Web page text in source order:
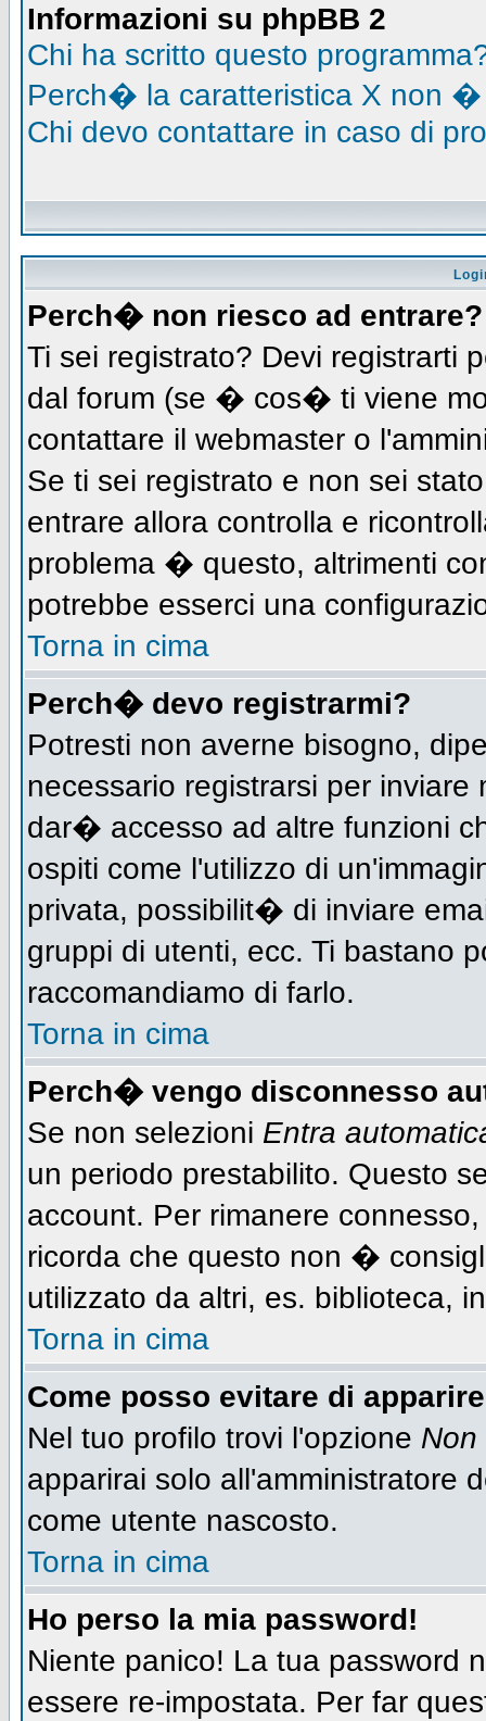
Informazioni su phpBB 2
Chi ha scritto questo
Perch� la caratteristica X non �
Chi devo contattare in caso di
Perch� non riesco ad entrare?
Ti sei registrato? Devi registrarti
dal forum (se � cos� ti viene
contattare il webmaster o
Se ti sei registrato e non sei
entrare allora controlla e
problema � questo, altrimenti
potrebbe esserci una
Torna in cima
Perch� devo registrarmi?
Potresti non averne bisogno,
necessario registrarsi per
dar� accesso ad altre funzioni
ospiti come l'utilizzo di
privata, possibilit� di inviare
gruppi di utenti, ecc. Ti bastano
raccomandiamo di farlo.
Torna in cima
Perch� vengo disconnesso
Se non selezioni Entra
un periodo prestabilito. Questo
account. Per rimanere
ricorda che questo non �
utilizzato da altri, es. biblioteca,
Torna in cima
Come posso evitare di
Nel tuo profilo trovi l'opzione Non
apparirai solo all'amministratore
come utente nascosto.
Torna in cima
Ho perso la mia password!
Niente panico! La tua
essere re-impostata. Per far